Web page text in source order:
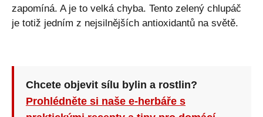
zapomíná. A je to velká chyba. Tento zelený chlupáč
je totiž jedním z nejsilnějších antioxidantů na světě.
Chcete objevit sílu bylin a rostlin?
Prohlédněte si naše e-herbáře s